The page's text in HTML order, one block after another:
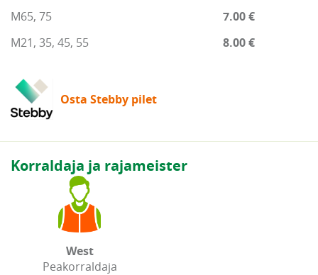
M65, 75
7.00 €
M21, 35, 45, 55
8.00 €
Osta Stebby pilet
Korraldaja ja rajameister
West
Peakorraldaja